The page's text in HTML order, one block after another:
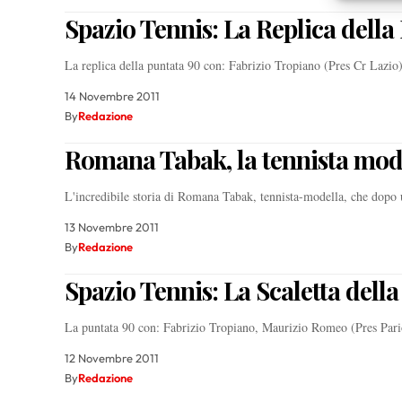
scelte
Spazio Tennis: La Replica
La replica della puntata 90 con: Fabrizio Tropiano (Pres Cr
14 Novembre 2011
ByRedazione
Romana Tabak, la tennista
L'incredibile storia di Romana Tabak, tennista-modella, che
13 Novembre 2011
ByRedazione
Spazio Tennis: La Scaletta
La puntata 90 con: Fabrizio Tropiano, Maurizio Romeo (Pres
12 Novembre 2011
ByRedazione